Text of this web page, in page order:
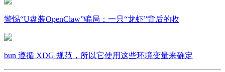
警惕“U盘装OpenClaw”骗局：一只“龙虾”背后的收
bun 遵循 XDG 规范，所以它使用这些环境变量来确定